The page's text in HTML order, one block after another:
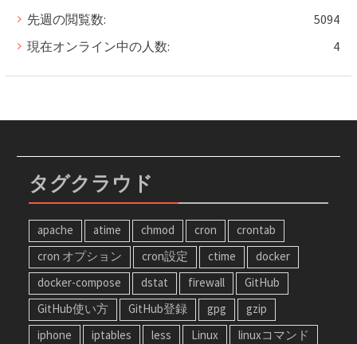
5094
先週の閲覧数:
4
現在オンライン中の人数:
タグクラウド
apache atime chmod cron
crontab
cron オプション
cron設定 ctime
docker
docker-compose
dstat firewall
GitHub
GitHub使い方
GitHub登録 gpg
gzip
iphone
iptables less Linux
linuxコマンド